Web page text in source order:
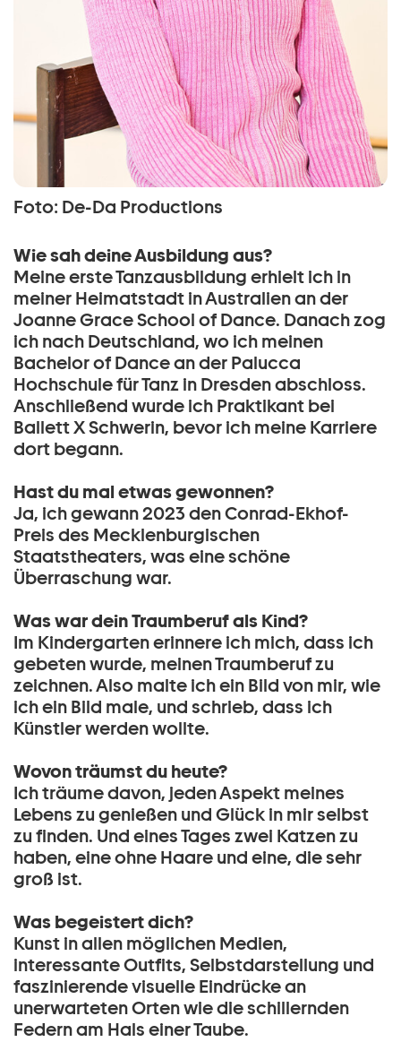
Foto: De-Da Productions
Wie sah deine Ausbildung aus?
Meine erste Tanzausbildung erhielt ich in
meiner Heimatstadt in Australien an der
Joanne Grace School of Dance. Danach zog
ich nach Deutschland, wo ich meinen
Bachelor of Dance an der Palucca
Hochschule für Tanz in Dresden abschloss.
Anschließend wurde ich Praktikant bei
Ballett X Schwerin, bevor ich meine Karriere
dort begann.
Hast du mal etwas gewonnen?
Ja, ich gewann 2023 den Conrad-Ekhof-
Preis des Mecklenburgischen
Staatstheaters, was eine schöne
Überraschung war.
Was war dein Traumberuf als Kind?
Im Kindergarten erinnere ich mich, dass ich
gebeten wurde, meinen Traumberuf zu
zeichnen. Also malte ich ein Bild von mir, wie
ich ein Bild male, und schrieb, dass ich
Künstler werden wollte.
Wovon träumst du heute?
Ich träume davon, jeden Aspekt meines
Lebens zu genießen und Glück in mir selbst
zu finden. Und eines Tages zwei Katzen zu
haben, eine ohne Haare und eine, die sehr
groß ist.
Was begeistert dich?
Kunst in allen möglichen Medien,
interessante Outfits, Selbstdarstellung und
faszinierende visuelle Eindrücke an
unerwarteten Orten wie die schillernden
Federn am Hals einer Taube.